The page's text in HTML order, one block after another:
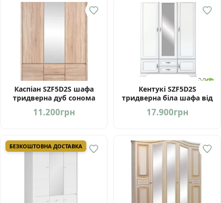
Каспіан SZF5D2S шафа
тридверна дуб сонома
БРВ/ВМК
11.200грн
Кентукі SZF5D2S
тридверна біла шафа від
фабрики БРВ/ВМК
17.900грн
БЕЗКОШТОВНА ДОСТАВКА